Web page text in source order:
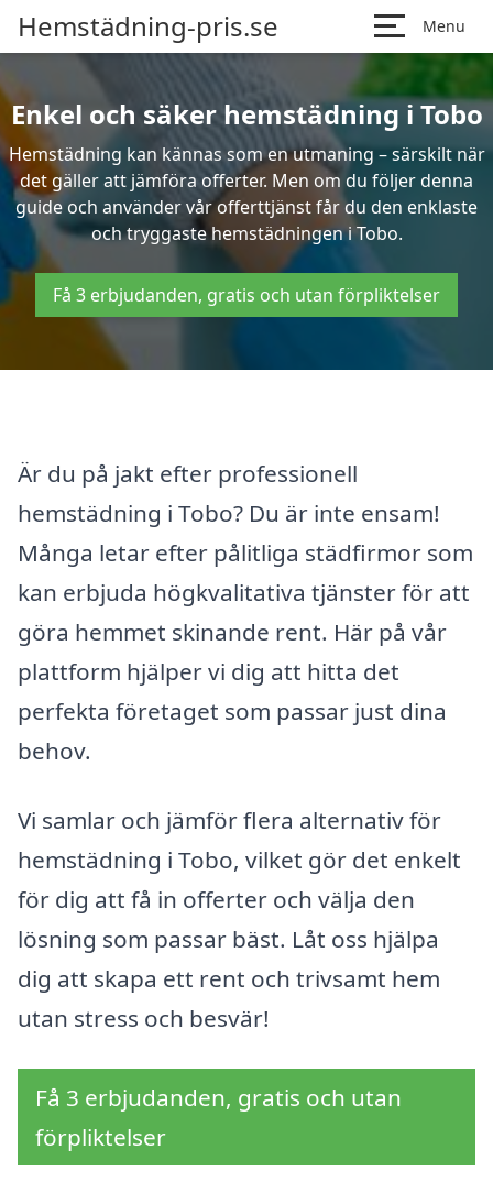
Hemstädning-pris.se Menu
Enkel och säker hemstädning i Tobo
Hemstädning kan kännas som en utmaning – särskilt när
det gäller att jämföra offerter. Men om du följer denna
guide och använder vår offerttjänst får du den enklaste
och tryggaste hemstädningen i Tobo.
Få 3 erbjudanden, gratis och utan förpliktelser
Är du på jakt efter professionell
hemstädning i Tobo? Du är inte ensam!
Många letar efter pålitliga städfirmor som
kan erbjuda högkvalitativa tjänster för att
göra hemmet skinande rent. Här på vår
plattform hjälper vi dig att hitta det
perfekta företaget som passar just dina
behov.
Vi samlar och jämför flera alternativ för
hemstädning i Tobo, vilket gör det enkelt
för dig att få in offerter och välja den
lösning som passar bäst. Låt oss hjälpa
dig att skapa ett rent och trivsamt hem
utan stress och besvär!
Få 3 erbjudanden, gratis och utan
förpliktelser